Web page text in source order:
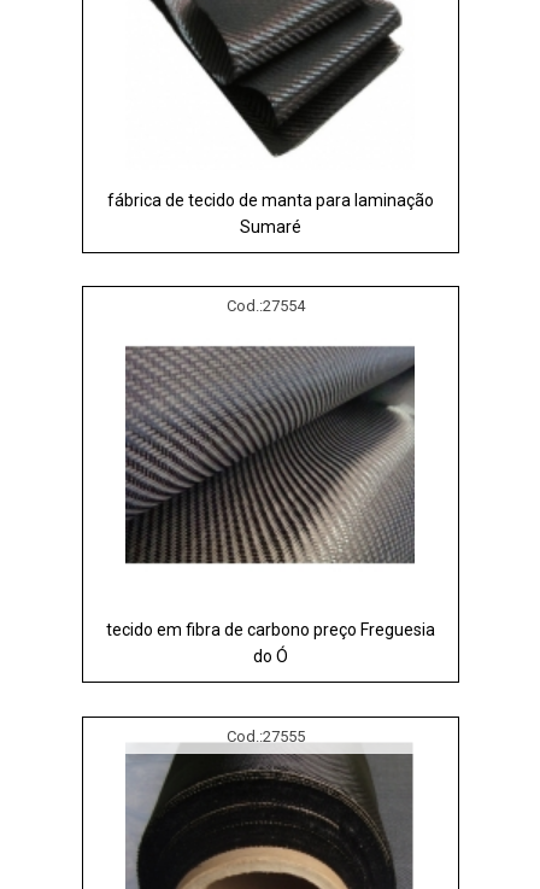
fábrica de tecido de manta para laminação
Sumaré
Cod.:27554
tecido em fibra de carbono preço Freguesia
do Ó
Cod.:27555